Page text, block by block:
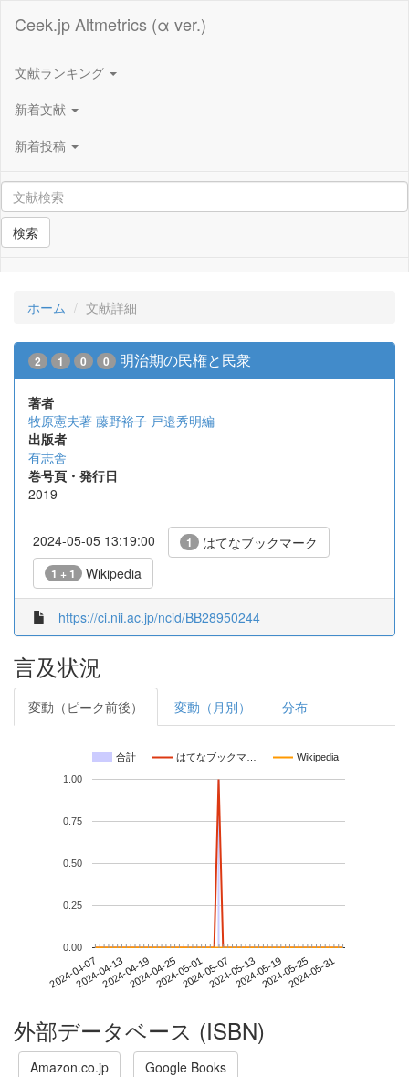
Ceek.jp Altmetrics (α ver.)
文献ランキング
新着文献
新着投稿
検索
ホーム 文献詳細
2 1 0 0 明治期の民権と民衆
著者
牧原憲夫著 藤野裕子 戸邉秀明編
出版者
有志舎
巻号頁・発行日
2019
2024-05-05 13:19:00 1 はてなブックマーク
1 + 1 Wikipedia
https://ci.nii.ac.jp/ncid/BB28950244
言及状況
変動（ピーク前後） 変動（月別） 分布
合計 はてなブックマ… Wikipedia
2024-04-072024-04-132024-04-192024-04-252024-05-012024-05-072024-05-132024-05-192024-05-252024-05-31
0.00
0.25
0.50
0.75
1.00
外部データベース (ISBN)
Amazon.co.jp Google Books